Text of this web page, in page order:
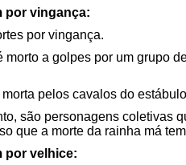
por vingança:
por vingança.
morto a golpes por um grupo
pelos cavalos do
são personagens coletivas
que a morte da rainha má
por velhice: